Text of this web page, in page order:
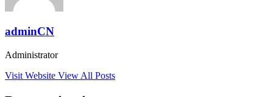
adminCN
Administrator
Visit Website View All Posts